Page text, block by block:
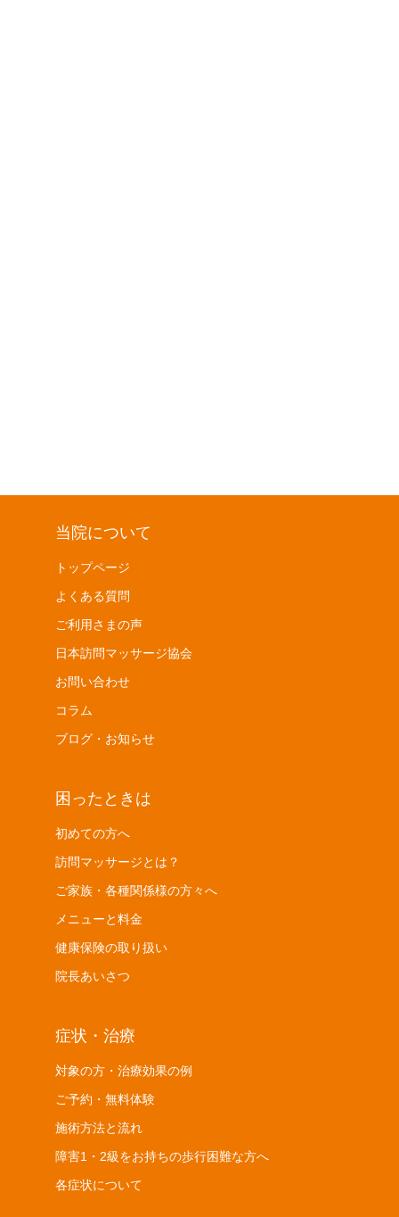
当院について
トップページ
よくある質問
ご利用さまの声
日本訪問マッサージ協会
お問い合わせ
コラム
ブログ・お知らせ
困ったときは
初めての方へ
訪問マッサージとは？
ご家族・各種関係様の方々へ
メニューと料金
健康保険の取り扱い
院長あいさつ
症状・治療
対象の方・治療効果の例
ご予約・無料体験
施術方法と流れ
障害1・2級をお持ちの歩行困難な方へ
各症状について